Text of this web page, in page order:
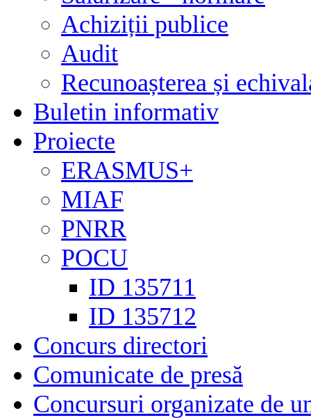
Achiziții publice
Audit
Recunoașterea și
Buletin informativ
Proiecte
ERASMUS+
MIAF
PNRR
POCU
ID 135711
ID 135712
Concurs directori
Comunicate de presă
Concursuri organizate de